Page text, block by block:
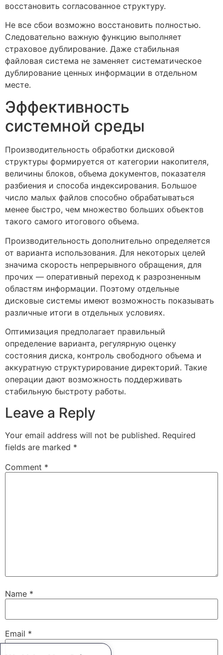
восстановить согласованное структуру.
Не все сбои возможно восстановить полностью.
Следовательно важную функцию выполняет
страховое дублирование. Даже стабильная
файловая система не заменяет систематическое
дублирование ценных информации в отдельном
месте.
Эффективность
системной среды
Производительность обработки дисковой
структуры формируется от категории накопителя,
величины блоков, объема документов, показателя
разбиения и способа индексирования. Большое
число малых файлов способно обрабатываться
менее быстро, чем множество больших объектов
такого самого итогового объема.
Производительность дополнительно определяется
от варианта использования. Для некоторых целей
значима скорость непрерывного обращения, для
прочих — оперативный переход к разрозненным
областям информации. Поэтому отдельные
дисковые системы имеют возможность показывать
различные итоги в отдельных условиях.
Оптимизация предполагает правильный
определение варианта, регулярную оценку
состояния диска, контроль свободного объема и
аккуратную структурирование директорий. Такие
операции дают возможность поддерживать
стабильную быстроту работы.
Leave a Reply
Your email address will not be published. Required
fields are marked *
Comment *
Name *
Email *